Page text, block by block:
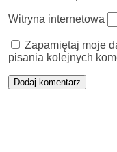
Witryna internetowa
Zapamiętaj moje
pisania kolejnych